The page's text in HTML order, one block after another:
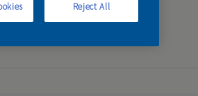
Reject All